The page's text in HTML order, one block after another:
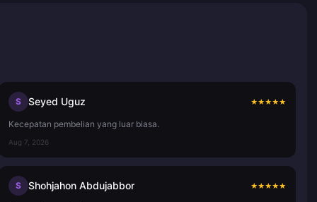
S Seyed Uguz ★★★★★
Kecepatan pembelian yang luar biasa.
Aug 7, 2026
S Shohjahon Abdujabbor ★★★★★